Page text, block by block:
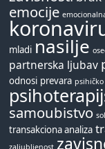
emocije
mladi nasilje
partnerska ljubav
odnosi prevara
samoubistvo
transakciona analiza
zaljubljenost